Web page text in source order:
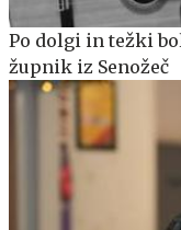
Po dolgi in težki
župnik iz Senožeč